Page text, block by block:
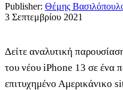
Publisher: Θέμης
3 Σεπτεμβρίου 2021
Δείτε αναλυτική
του νέου iPhone 13 σε ένα
επιτυχημένο Αμερικάνικο